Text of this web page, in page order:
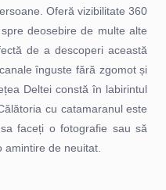
Oferă vizibilitate 360
deosebire de multe alte
de a descoperi această
înguste fără zgomot și
Deltei constă în labirintul
cu catamaranul este
faceți o fotografie sau să
de neuitat.